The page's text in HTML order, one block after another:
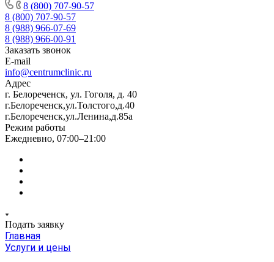
8 (800) 707-90-57
8 (800) 707-90-57
8 (988) 966-07-69
8 (988) 966-00-91
Заказать звонок
E-mail
info@centrumclinic.ru
Адрес
г. Белореченск, ул. Гоголя, д. 40
г.Белореченск,ул.Толстого,д.40
г.Белореченск,ул.Ленина,д.85а
Режим работы
Ежедневно, 07:00–21:00
Подать заявку
Главная
Услуги и цены